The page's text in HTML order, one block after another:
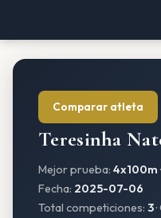
Comparar atleta
Teresinha
Mejor prueba: 4x100m
Fecha: 2025-07-06
Total competiciones: 3